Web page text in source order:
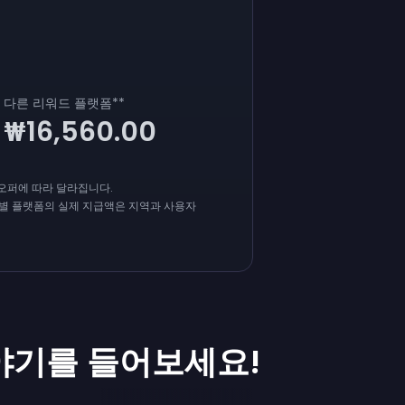
다른 리워드 플랫폼**
₩16,560.00
퍼에 따라 달라집니다.
플랫폼의 실제 지급액은 지역과 사용자
를 들어보세요!